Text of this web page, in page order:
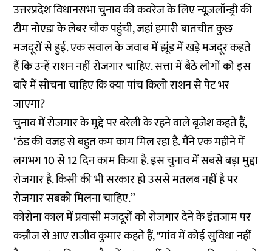
उत्तरप्रदेश विधानसभा चुनाव की कवरेज के लिए न्यूज़लॉन्ड्री की
टीम नोएडा के लेबर चौक पहुंची, जहां हमारी बातचीत कुछ
मजदूरों से हुई. एक सवाल के जवाब में झूंड में खड़े मजदूर कहते
हैं कि उन्हें राशन नहीं रोजगार चाहिए. सत्ता में बैठे लोगों को इस
बारे में सोचना चाहिए कि क्या पांच किलो राशन से पेट भर
जाएगा?
चुनाव में रोजगार के मुद्दे पर बरेली के रहने वाले बृजेश कहते हैं,
"ठंड की वजह से बहुत कम काम मिल रहा है. मैंने एक महीने में
लगभग 10 से 12 दिन काम किया है. इस चुनाव में सबसे बड़ा मुद्दा
रोजगार है. किसी की भी सरकार हो उससे मतलब नहीं है पर
रोजगार सबको मिलना चाहिए.”
कोरोना काल में प्रवासी मजदूरों को रोजगार देने के इंतजाम पर
कन्नौज से आए राजीव कुमार कहते हैं, "गांव में कोई सुविधा नहीं